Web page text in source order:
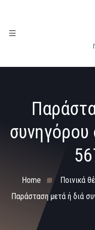
συνηγόρου
Home
Ποινικά
Παράσταση μετά ή διά